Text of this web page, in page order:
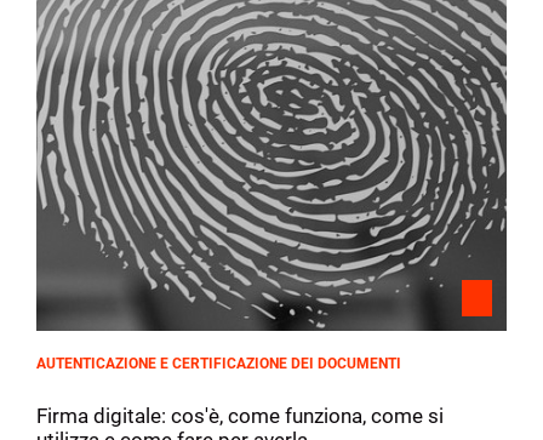
AUTENTICAZIONE E CERTIFICAZIONE DEI DOCUMENTI
Firma digitale: cos'è, come funziona, come si